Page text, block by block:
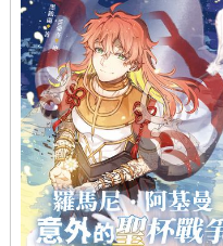
註冊會員
登入